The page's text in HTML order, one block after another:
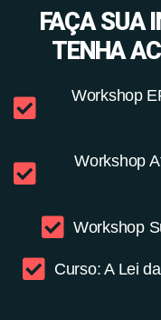
FAÇA SUA
TENHA
Workshop
Workshop
Workshop
Curso: A Lei